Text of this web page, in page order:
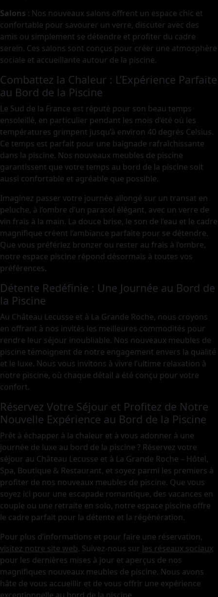
Salons : Nos nouveaux salons offrent un espace chic et
confortable pour savourer un verre, discuter avec des
amis ou simplement se détendre et profiter du cadre
serein. Ces salons sont conçus pour créer une atmosphère
sociale et accueillante autour de la piscine.
Combattez la Chaleur : L’Expérience Parfaite
au Bord de la Piscine
Le Sud de la France est réputé pour son beau temps
ensoleillé, en particulier pendant les mois d’été où les
températures grimpent jusqu’à environ 40 degrés Celsius.
Ce temps est parfait pour une baignade rafraîchissante
dans la piscine. Nos nouveaux meubles de piscine
garantissent que votre temps au bord de la piscine soit
aussi confortable et agréable que possible.
Imaginez passer votre journée allongé sur un transat en
peluche, à l’ombre d’un parasol élégant, avec un verre de
vin frais à la main. La douce brise, le son de l’eau et le cadre
magnifique créent l’ambiance parfaite pour se détendre.
Que vous préfériez bronzer ou rester au frais à l’ombre,
notre espace piscine répond désormais à toutes vos
préférences.
Détente Redéfinie : Une Journée au Bord de
la Piscine
Au Château Lecusse et à La Grande Roche, nous croyons
en offrant à nos invités les meilleures commodités pour
rendre leur séjour inoubliable. Nos nouveaux meubles de
piscine témoignent de notre engagement envers la qualité
et le luxe. Nous vous invitons à vivre l’ultime relaxation à
notre piscine, où chaque détail a été conçu pour votre
confort.
Réservez Votre Séjour et Profitez de Notre
Nouvelle Expérience au Bord de la Piscine
Prêt à échapper à la chaleur et à vous adonner à une
journée de luxe au bord de la piscine ? Réservez votre
séjour au Château Lecusse et à La Grande Roche – Hôtel,
Spa, Boutique & Restaurant, et soyez parmi les premiers à
profiter de nos nouveaux meubles de piscine. Que vous
soyez ici pour une escapade romantique, des vacances en
couple ou une retraite en solo, notre espace piscine offre
le cadre parfait pour la détente et la régénération.
Pour plus d’informations et pour faire une réservation,
visitez notre site web. Suivez-nous sur les réseaux sociaux
pour les dernières mises à jour et aperçus de nos
magnifiques nouveaux meubles de piscine. Nous avons
hâte de vous accueillir et de vous offrir une expérience